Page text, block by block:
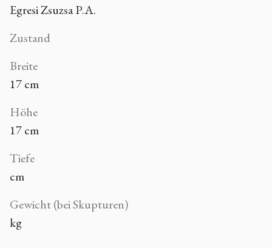
Egresi Zsuzsa P.A.
Zustand
Breite
17 cm
Höhe
17 cm
Tiefe
cm
Gewicht (bei Skupturen)
kg